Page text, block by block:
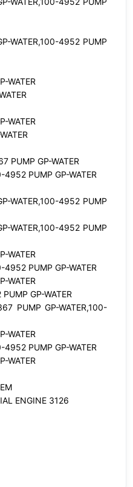
WATER,100-4952 PUMP
WATER
WATER
PUMP GP-WATER
PUMP GP-WATER
WATER,100-4952 PUMP
WATER,100-4952 PUMP
WATER
PUMP GP-WATER
WATER
GP-WATER
PUMP GP-WATER,100-
WATER
PUMP GP-WATER
WATER
ENGINE 3126